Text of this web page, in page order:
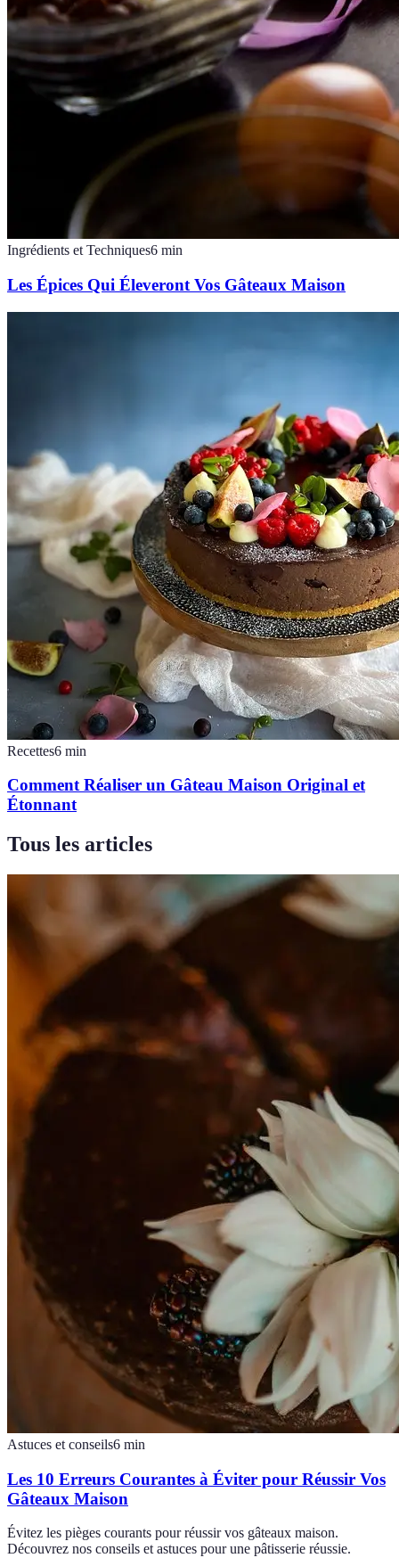
Ingrédients et Techniques6 min
Les Épices Qui Éleveront Vos Gâteaux Maison
Recettes6 min
Comment Réaliser un Gâteau Maison Original et
Étonnant
Tous les articles
Astuces et conseils6 min
Les 10 Erreurs Courantes à Éviter pour Réussir Vos
Gâteaux Maison
Évitez les pièges courants pour réussir vos gâteaux maison.
Découvrez nos conseils et astuces pour une pâtisserie réussie.